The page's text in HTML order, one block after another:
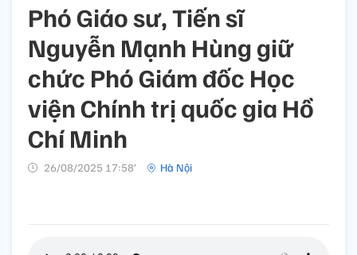
Phó Giáo sư, Tiến sĩ
Nguyễn Mạnh Hùng giữ
chức Phó Giám đốc Học
viện Chính trị quốc gia Hồ
Chí Minh
26/08/2025 17:58’ Hà Nội